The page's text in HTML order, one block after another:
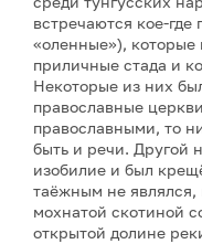
встречаются кое-где
«оленные»),
приличные стада и
Некоторые из них
православные
православными, то
быть и речи. Другой
изобилие и был
таёжным не являлся,
мохнатой скотиной
открытой долине